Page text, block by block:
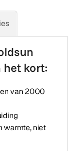
het kort:
van 2000
warmte, niet